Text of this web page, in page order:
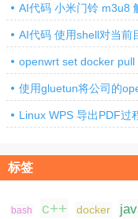
AI代码 小米门铃 m3u8
AI代码 使用shell对当前
openwrt set docker pull
使用gluetun将公司的
Linux WPS 导出PDF过
标签
bash c++ docker